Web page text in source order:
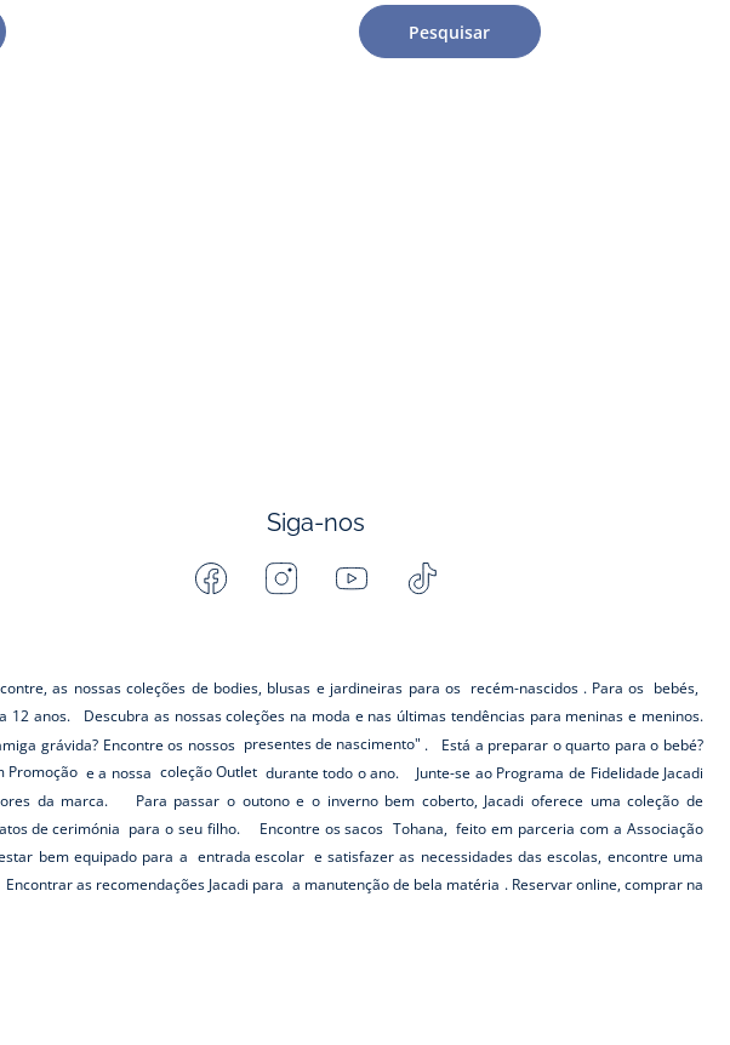
Pesquisar
Siga-nos
FacebookInstagramYoutube
as nossas coleções de bodies, blusas e jardineiras para os recém-nascidos . Para os bebés,
12 anos. Descubra as nossas coleções na moda e nas últimas tendências para meninas e meninos.
grávida? Encontre os nossos presentes de nascimento" . Está a preparar o quarto para o bebé?
Promoção e a nossa coleção Outlet durante todo o ano. Junte-se ao Programa de Fidelidade Jacadi
da marca. Para passar o outono e o inverno bem coberto, Jacadi oferece uma coleção de
de cerimónia para o seu filho. Encontre os sacos Tohana, feito em parceria com a Associação
bem equipado para a entrada escolar e satisfazer as necessidades das escolas, encontre uma
as recomendações Jacadi para a manutenção de bela matéria . Reservar online, comprar na